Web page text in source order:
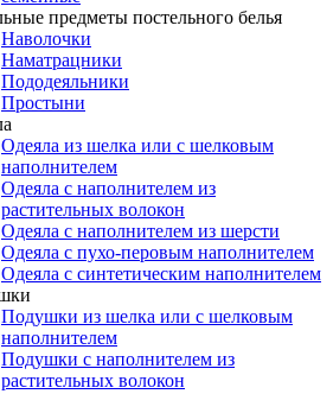
предметы постельного белья
Наволочки
Наматрацники
Пододеяльники
Простыни
Одеяла из шелка или с шелковым
наполнителем
Одеяла с наполнителем из
растительных волокон
Одеяла с наполнителем из шерсти
Одеяла с пухо-перовым наполнителем
Одеяла с синтетическим наполнителем
Подушки из шелка или с шелковым
наполнителем
Подушки с наполнителем из
растительных волокон